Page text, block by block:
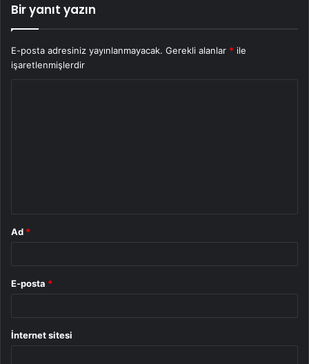
Bir yanıt yazın
E-posta adresiniz yayınlanmayacak. Gerekli alanlar * ile
işaretlenmişlerdir
Ad *
E-posta *
İnternet sitesi